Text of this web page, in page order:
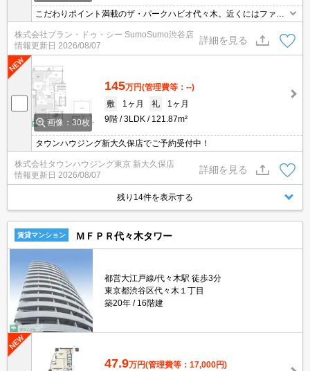
こだわりポイント満載のザ・パークハビオ代々木。近くにはファミ
リーマート 代々木三丁目店(徒歩3分)がありちょっとした買い物に便
利です。収納はクロゼット・シューズボックスなど豊富なので、衣
類や履き物の整理がしやすく便利です。
株式会社プラン・ドゥ・シー SumoSumo渋谷店
情報更新日 2026/08/07
詳細を見る
画像：30枚
145万円(管理費等：--)
敷
1ヶ月 礼
1ヶ月
9階
3LDK 121.87m²
タウンハウジング新大久保店でご予約受付中！
株式会社タウンハウジング東京 新大久保店
情報更新日 2026/08/07
詳細を見る
残り14件を表示する
賃貸マンション ＭＦＰＲ代々木タワー
都営大江戸線/代々木駅 徒歩3分
東京都渋谷区代々木１丁目
築20年
16階建
47.9万円(管理費等：17,000円)